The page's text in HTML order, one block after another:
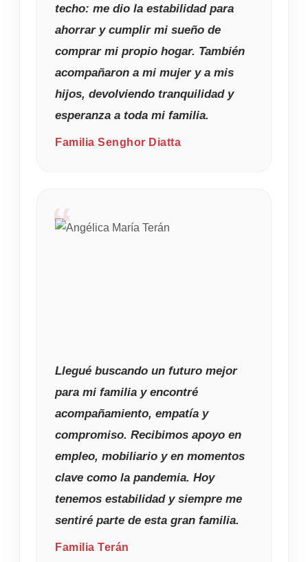
techo: me dio la estabilidad para
ahorrar y cumplir mi sueño de
comprar mi propio hogar. También
acompañaron a mi mujer y a mis
hijos, devolviendo tranquilidad y
esperanza a toda mi familia.
Familia Senghor Diatta
Llegué buscando un futuro mejor
para mi familia y encontré
acompañamiento, empatía y
compromiso. Recibimos apoyo en
empleo, mobiliario y en momentos
clave como la pandemia. Hoy
tenemos estabilidad y siempre me
sentiré parte de esta gran familia.
Familia Terán